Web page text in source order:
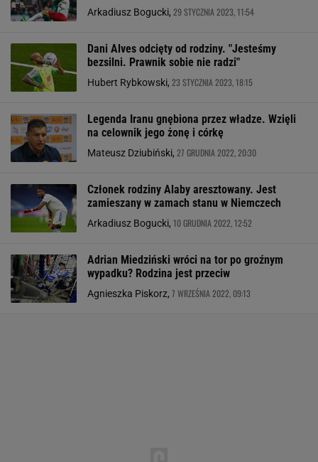
Arkadiusz Bogucki, 29 STYCZNIA 2023, 11:54
Dani Alves odcięty od rodziny. "Jesteśmy
bezsilni. Prawnik sobie nie radzi"
Hubert Rybkowski, 23 STYCZNIA 2023, 18:15
Legenda Iranu gnębiona przez władze. Wzięli
na celownik jego żonę i córkę
Mateusz Dziubiński, 27 GRUDNIA 2022, 20:30
Członek rodziny Alaby aresztowany. Jest
zamieszany w zamach stanu w Niemczech
Arkadiusz Bogucki, 10 GRUDNIA 2022, 12:52
Adrian Miedziński wróci na tor po groźnym
wypadku? Rodzina jest przeciw
Agnieszka Piskorz, 7 WRZEŚNIA 2022, 09:13